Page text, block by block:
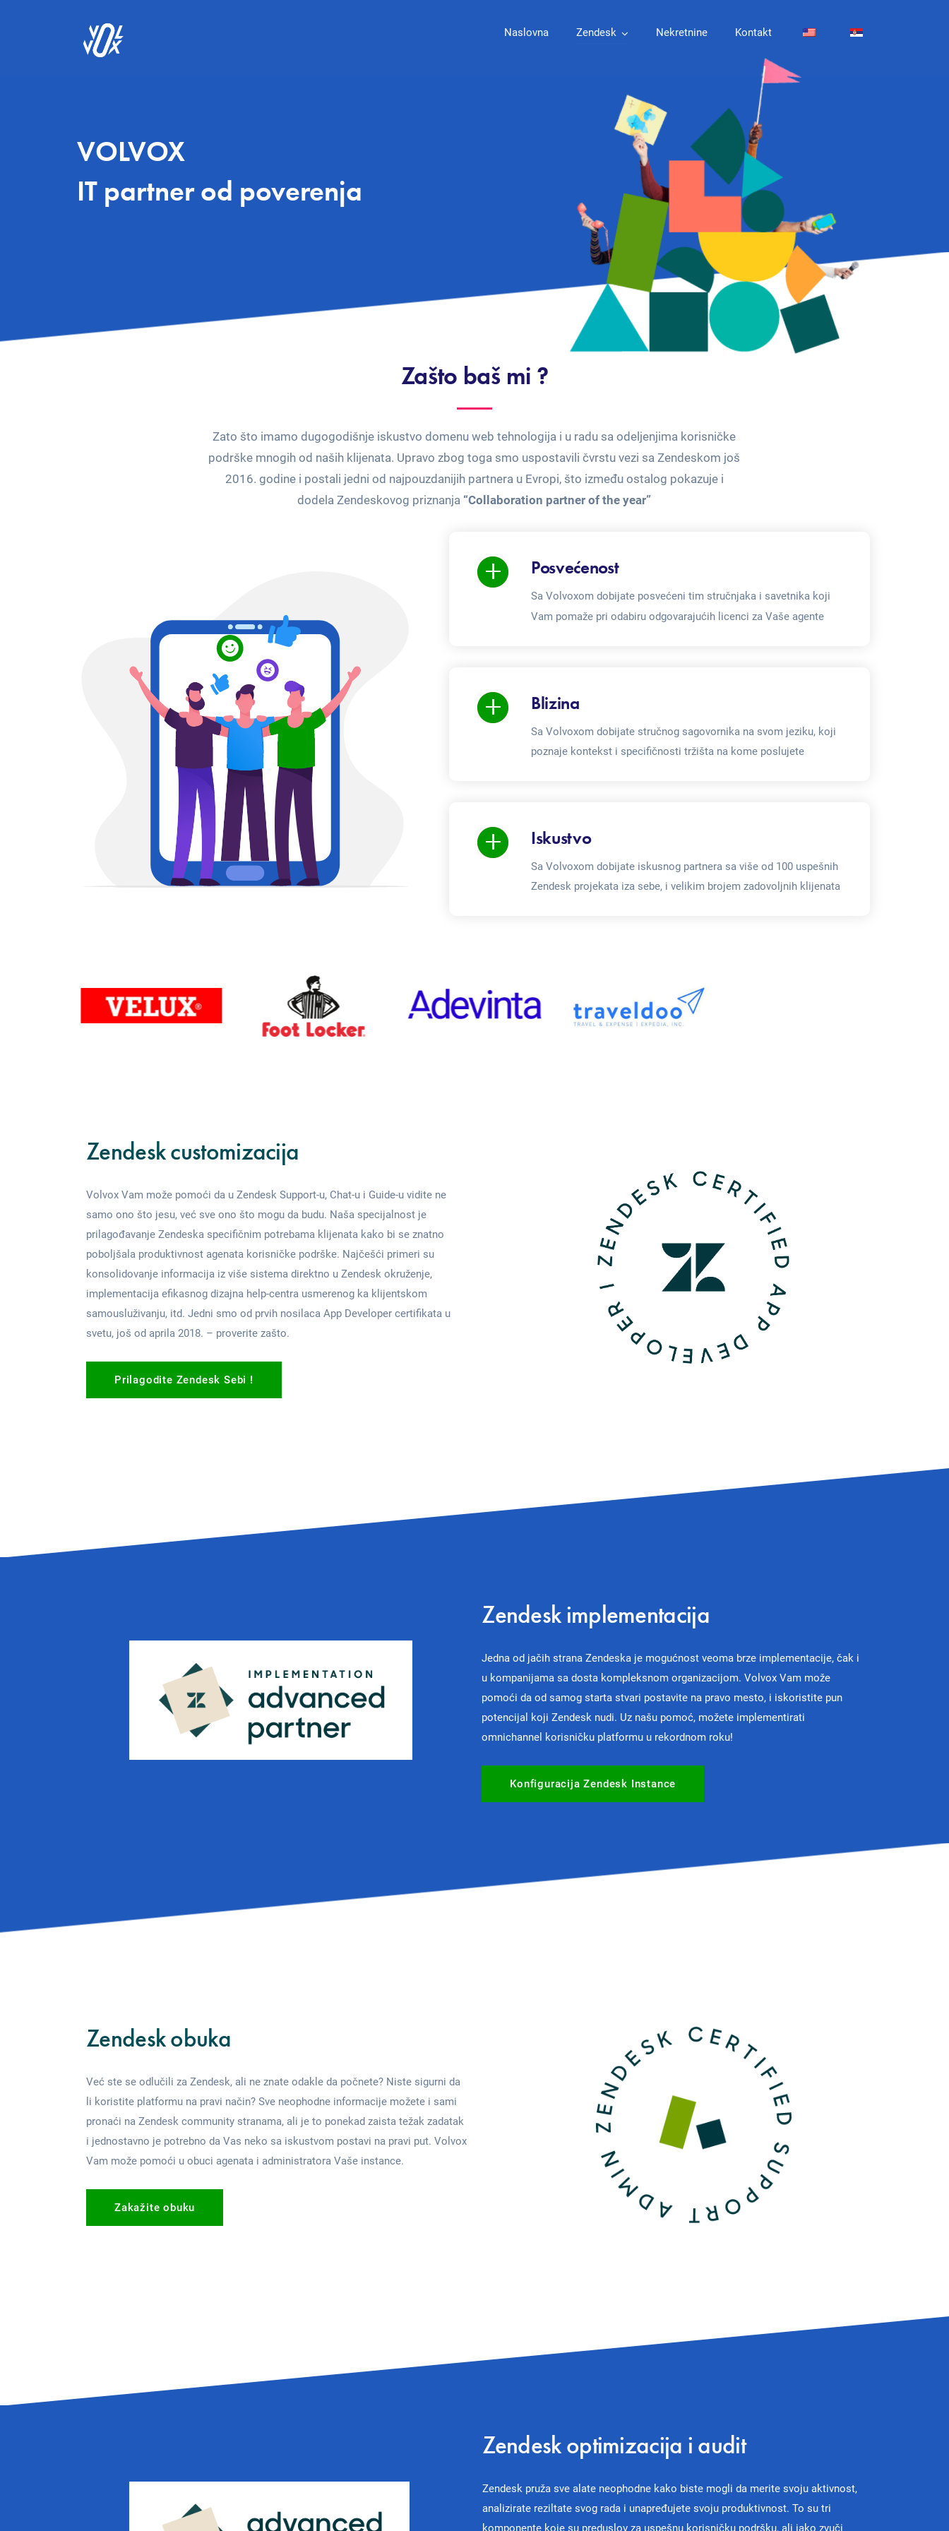
Naslovna Zendesk Nekretnine Kontakt
VOLVOX
IT partner od poverenja
Zašto baš mi ?
Zato što imamo dugogodišnje iskustvo domenu web tehnologija i u radu sa odeljenjima korisničke
podrške mnogih od naših klijenata. Upravo zbog toga smo uspostavili čvrstu vezi sa Zendeskom još
2016. godine i postali jedni od najpouzdanijih partnera u Evropi, što između ostalog pokazuje i
dodela Zendeskovog priznanja “Collaboration partner of the year”
Posvećenost
Sa Volvoxom dobijate posvećeni tim stručnjaka i savetnika koji
Vam pomaže pri odabiru odgovarajućih licenci za Vaše agente
Blizina
Sa Volvoxom dobijate stručnog sagovornika na svom jeziku, koji
poznaje kontekst i specifičnosti tržišta na kome poslujete
Iskustvo
Sa Volvoxom dobijate iskusnog partnera sa više od 100 uspešnih
Zendesk projekata iza sebe, i velikim brojem zadovoljnih klijenata
Zendesk customizacija
Volvox Vam može pomoći da u Zendesk Support-u, Chat-u i Guide-u vidite ne
samo ono što jesu, već sve ono što mogu da budu. Naša specijalnost je
prilagođavanje Zendeska specifičnim potrebama klijenata kako bi se znatno
poboljšala produktivnost agenata korisničke podrške. Najčešći primeri su
konsolidovanje informacija iz više sistema direktno u Zendesk okruženje,
implementacija efikasnog dizajna help-centra usmerenog ka klijentskom
samousluživanju, itd. Jedni smo od prvih nosilaca App Developer certifikata u
svetu, još od aprila 2018. – proverite zašto.
Prilagodite Zendesk Sebi !
Zendesk implementacija
Jedna od jačih strana Zendeska je mogućnost veoma brze implementacije, čak i
u kompanijama sa dosta kompleksnom organizacijom. Volvox Vam može
pomoći da od samog starta stvari postavite na pravo mesto, i iskoristite pun
potencijal koji Zendesk nudi. Uz našu pomoć, možete implementirati
omnichannel korisničku platformu u rekordnom roku!
Konfiguracija Zendesk Instance
Zendesk obuka
Već ste se odlučili za Zendesk, ali ne znate odakle da počnete? Niste sigurni da
li koristite platformu na pravi način? Sve neophodne informacije možete i sami
pronaći na Zendesk community stranama, ali je to ponekad zaista težak zadatak
i jednostavno je potrebno da Vas neko sa iskustvom postavi na pravi put. Volvox
Vam može pomoći u obuci agenata i administratora Vaše instance.
Zakažite obuku
Zendesk optimizacija i audit
Zendesk pruža sve alate neophodne kako biste mogli da merite svoju aktivnost,
analizirate reziltate svog rada i unapređujete svoju produktivnost. To su tri
komponente koje su preduslov za uspešnu korisničku podršku, ali iako zvuči